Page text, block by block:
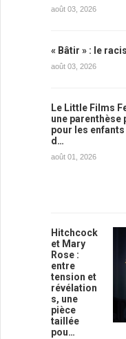
août 03, 2026
« Bâtir » : le
août 03, 2026
Le Little Films
une parenthèse
pour les enfants
d…
août 01, 2026
Hitchcock
et Mary
Rose :
entre
tension et
révélation
s, une
pièce
taillée
pou…